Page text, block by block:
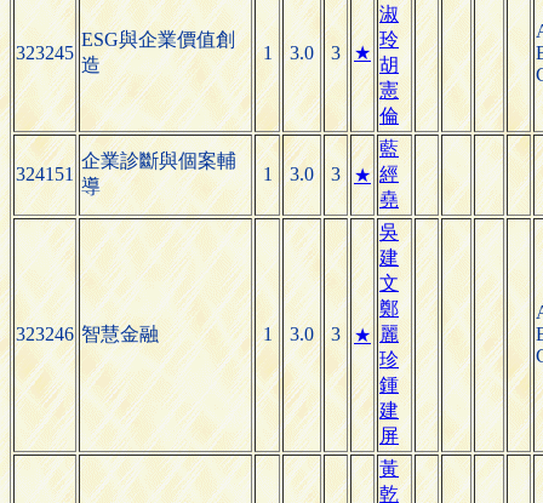
323245
ESG與企業價值創
造
1 3.0 3 ★
淑
玲
胡
憲
倫
324151
企業診斷與個案輔
導
1 3.0 3 ★
藍
經
堯
323246 智慧金融 1 3.0 3 ★
吳
建
文
鄭
麗
珍
鍾
建
屏
黃
乾